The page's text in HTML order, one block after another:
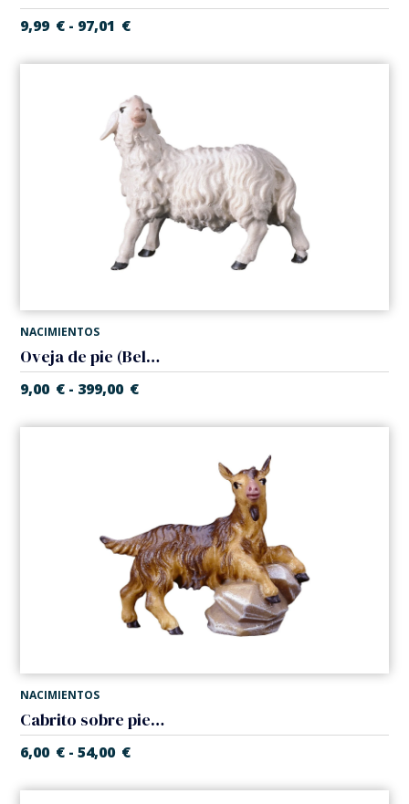
9,99 € - 97,01 €
NACIMIENTOS
Oveja de pie (Belen Casales)
9,00 € - 399,00 €
NACIMIENTOS
Cabrito sobre piedra (Belen Casales)
6,00 € - 54,00 €